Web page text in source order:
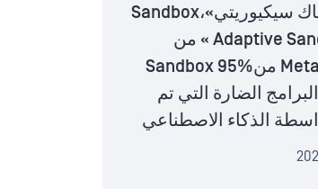
شركة «فيناك سيكيوريتي»،Sandbox
تقنية Adaptive Sandbox » من
MetaDefender منSandbox 95%
الضارة التي تم
الذكاء الاصطناعي